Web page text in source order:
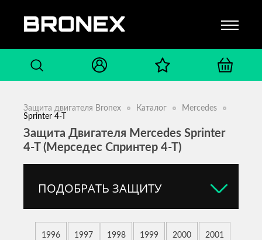
Защита двигателя Bronex Каталог
Mercedes
Sprinter 4-T
Защита Двигателя Mercedes Sprinter
4-T (Мерседес Спринтер 4-Т)
ПОДОБРАТЬ ЗАЩИТУ
1996 1997 1998 1999 2000 2001